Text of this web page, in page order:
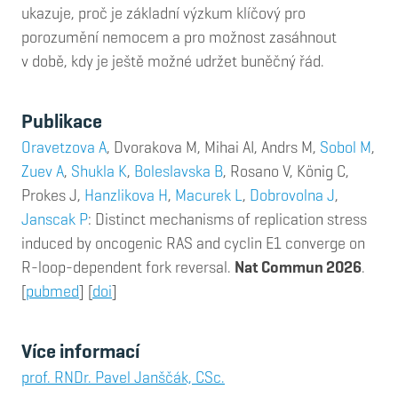
ukazuje, proč je základní výzkum klíčový pro
porozumění nemocem a pro možnost zasáhnout
v době, kdy je ještě možné udržet buněčný řád.
Publikace
Oravetzova A, Dvorakova M, Mihai AI, Andrs M, Sobol M,
Zuev A, Shukla K, Boleslavska B, Rosano V, König C,
Prokes J, Hanzlikova H, Macurek L, Dobrovolna J,
Janscak P: Distinct mechanisms of replication stress
induced by oncogenic RAS and cyclin E1 converge on
R-loop-dependent fork reversal. Nat Commun 2026.
[pubmed] [doi]
Více informací
prof. RNDr. Pavel Janščák, CSc.